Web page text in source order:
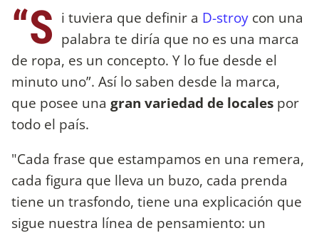
“S i tuviera que definir a D-stroy con una
palabra te diría que no es una marca
de ropa, es un concepto. Y lo fue desde el
minuto uno”. Así lo saben desde la marca,
que posee una gran variedad de locales por
todo el país.
"Cada frase que estampamos en una remera,
cada figura que lleva un buzo, cada prenda
tiene un trasfondo, tiene una explicación que
sigue nuestra línea de pensamiento: un